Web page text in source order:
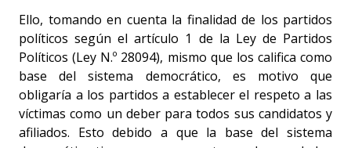
Ello, tomando en cuenta la finalidad de los partidos
políticos según el artículo 1 de la Ley de Partidos
Políticos (Ley N.º 28094), mismo que los califica como
base del sistema democrático, es motivo que
obligaría a los partidos a establecer el respeto a las
víctimas como un deber para todos sus candidatos y
afiliados. Esto debido a que la base del sistema